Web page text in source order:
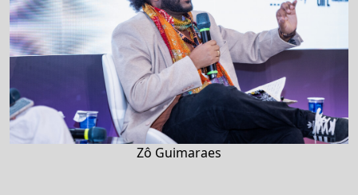
Zô Guimaraes